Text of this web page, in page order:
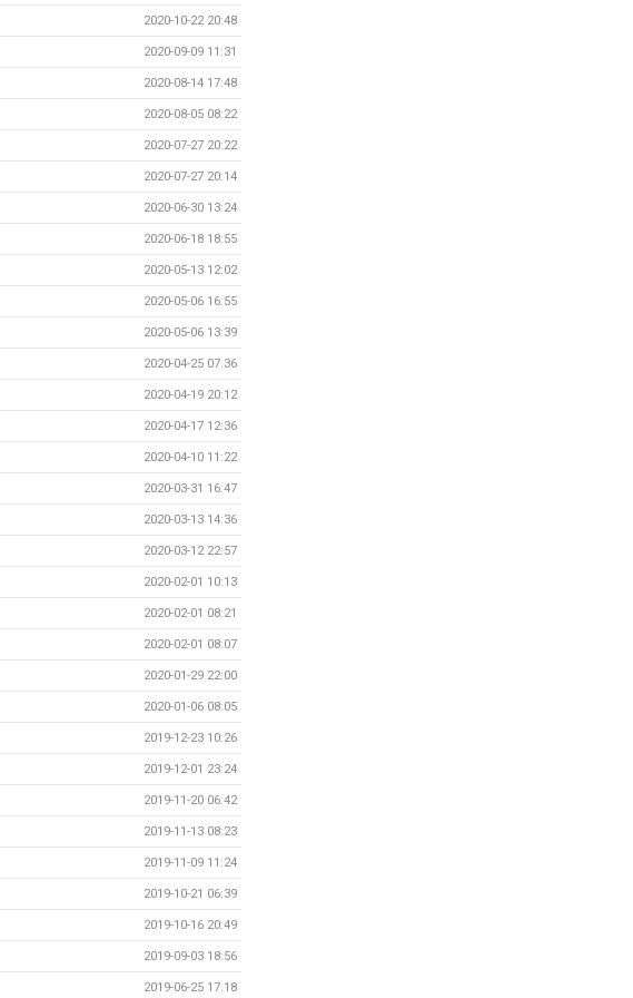
2020-10-22 20:48
2020-09-09 11:31
2020-08-14 17:48
2020-08-05 08:22
2020-07-27 20:22
2020-07-27 20:14
2020-06-30 13:24
2020-06-18 18:55
2020-05-13 12:02
2020-05-06 16:55
2020-05-06 13:39
2020-04-25 07:36
2020-04-19 20:12
2020-04-17 12:36
2020-04-10 11:22
2020-03-31 16:47
2020-03-13 14:36
2020-03-12 22:57
2020-02-01 10:13
2020-02-01 08:21
2020-02-01 08:07
2020-01-29 22:00
2020-01-06 08:05
2019-12-23 10:26
2019-12-01 23:24
2019-11-20 06:42
2019-11-13 08:23
2019-11-09 11:24
2019-10-21 06:39
2019-10-16 20:49
2019-09-03 18:56
2019-06-25 17:18